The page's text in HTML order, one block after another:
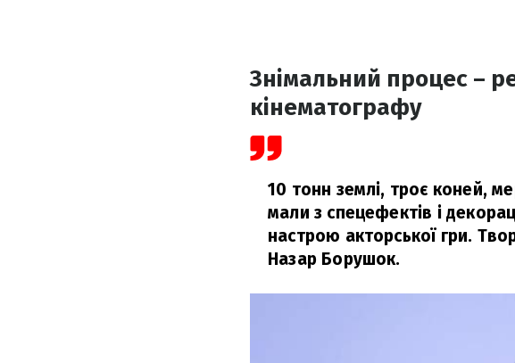
Знімальний процес –
кінематографу
10 тонн землі, троє коней,
мали з спецефектів і
настрою акторської гри.
Назар Борушок.